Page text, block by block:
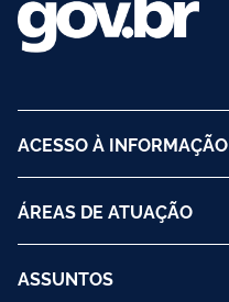
ACESSO À INFORMAÇÃO
ÁREAS DE ATUAÇÃO
ASSUNTOS